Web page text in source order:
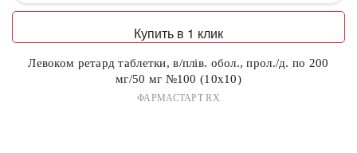
Купить в 1 клик
Левоком ретард таблетки, в/плів. обол., прол./д. по 200
мг/50 мг №100 (10х10)
ФАРМАСТАРТ RX